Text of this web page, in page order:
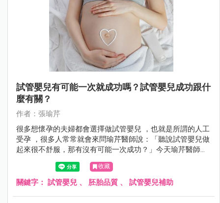
試管嬰兒有可能一次就成功嗎？試管嬰兒成功跟什
麼有關？
作者：張瑜芹
很多想懷孕的夫婦都會選擇做試管嬰兒 ，也就是所謂的人工
受孕 ，很多人常常就會來問瑜芹醫師說：「聽說試管嬰兒做
起來很不舒服，那有沒有可能一次成功？」今天瑜芹醫師就
來談談，試管嬰兒成功率跟什麼有關係？
收藏
關鍵字： 試管嬰兒 、 胚胎品質 、 試管嬰兒補助